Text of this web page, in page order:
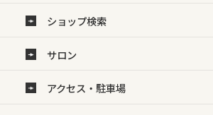
ショップ検索
サロン
アクセス・駐車場